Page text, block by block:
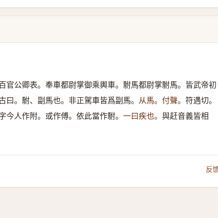
官公卿表。奉車都尉掌御乘輿車。駙馬都尉掌駙馬。皆武帝初
。駙、副馬也。非正駕車皆爲副馬。 从馬。付聲。 符遇切。
今人作附。或作傅。依此當作駙。 一曰疾也。 與赶音義皆相
反